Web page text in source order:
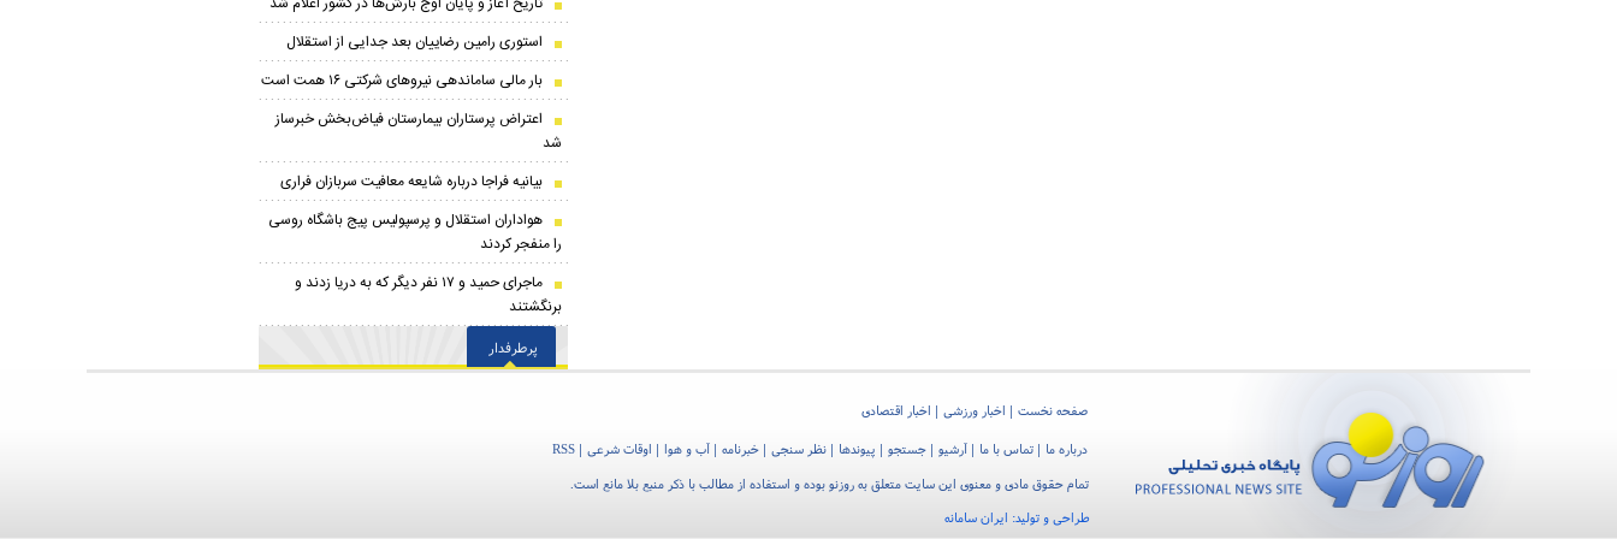
استوری رامین رضاییان بعد جدایی از استقلال
بار مالی ساماندهی نیروهای شرکتی ۱۶ همت است
اعتراض پرستاران بیمارستان فیاض‌بخش خبرساز
شد
بیانیه فراجا درباره شایعه معافیت سربازان فراری
هواداران استقلال و پرسپولیس پیج باشگاه روسی
را منفجر کردند
ماجرای حمید و ۱۷ نفر دیگر که به دریا زدند و
برنگشتند
پرطرفدار
صفحه نخست اخبار ورزشی
اخبار اقتصادی
درباره ما
تماس با ما آرشیو جستجو پیوندها نظر سنجی خبرنامه آب و هوا اوقات شرعی
RSS
تمام حقوق مادی و معنوی این سایت متعلق به روزنو بوده و استفاده از مطالب با ذکر منبع بلا مانع است.
طراحی و تولید: ایران سامانه